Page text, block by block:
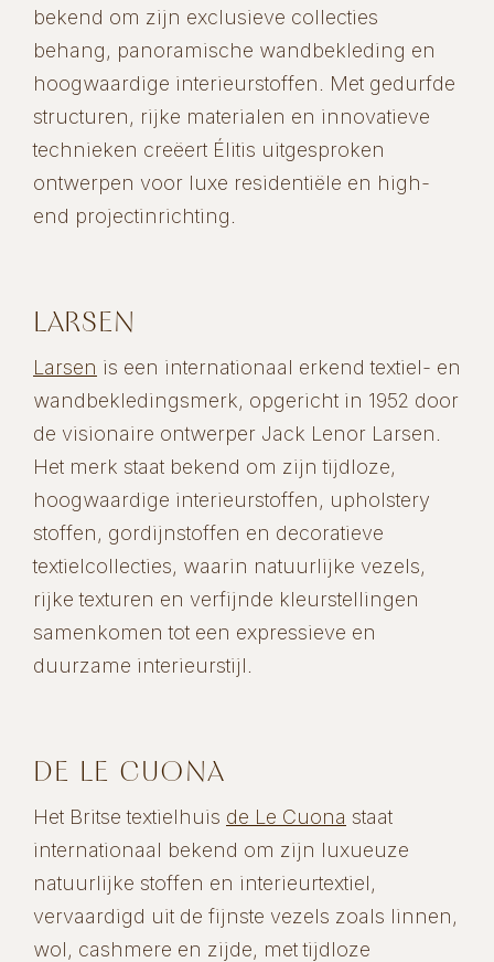
bekend om zijn exclusieve collecties
behang, panoramische wandbekleding en
hoogwaardige interieurstoffen. Met gedurfde
structuren, rijke materialen en innovatieve
technieken creëert Élitis uitgesproken
ontwerpen voor luxe residentiële en high-
end projectinrichting.
LARSEN
Larsen is een internationaal erkend textiel- en
wandbekledingsmerk, opgericht in 1952 door
de visionaire ontwerper Jack Lenor Larsen.
Het merk staat bekend om zijn tijdloze,
hoogwaardige interieurstoffen, upholstery
stoffen, gordijnstoffen en decoratieve
textielcollecties, waarin natuurlijke vezels,
rijke texturen en verfijnde kleurstellingen
samenkomen tot een expressieve en
duurzame interieurstijl.
DE LE CUONA
Het Britse textielhuis de Le Cuona staat
internationaal bekend om zijn luxueuze
natuurlijke stoffen en interieurtextiel,
vervaardigd uit de fijnste vezels zoals linnen,
wol, cashmere en zijde, met tijdloze